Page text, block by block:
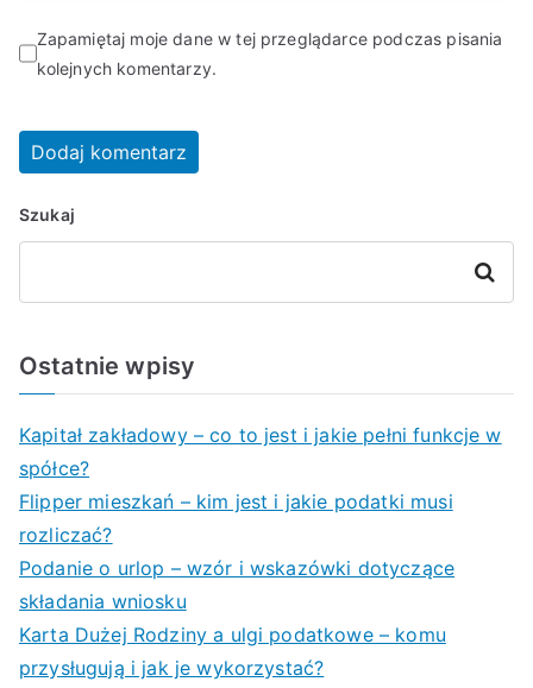
Zapamiętaj moje dane w tej przeglądarce podczas pisania
kolejnych komentarzy.
Szukaj
Szukaj
Ostatnie wpisy
Kapitał zakładowy – co to jest i jakie pełni funkcje w
spółce?
Flipper mieszkań – kim jest i jakie podatki musi
rozliczać?
Podanie o urlop – wzór i wskazówki dotyczące
składania wniosku
Karta Dużej Rodziny a ulgi podatkowe – komu
przysługują i jak je wykorzystać?